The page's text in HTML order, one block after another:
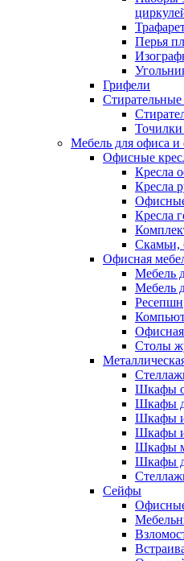
Перья
Грифели
Точилки
Мебель для офиса
Офисные
Кресла
Кресла
Кресла
Скамьи,
Офисная
Мебель
Мебель
Ресепшн
Офисная
Столы
Шкафы
Шкафы
Шкафы и
Шкафы
Шкафы
Шкафы
Сейфы